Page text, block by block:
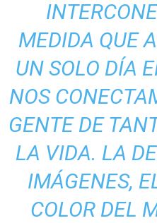
MEDIDA QUE
UN SOLO DÍA
NOS
GENTE DE
LA VIDA. LA
IMÁGENES,
COLOR DEL